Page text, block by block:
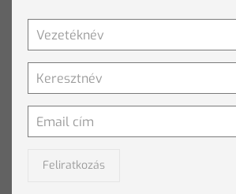
TOVÁBBI
TOVÁBBI RENDEZVÉNYEK
az adatbányászat és az adat
Feliratkozás
Feliratkozás